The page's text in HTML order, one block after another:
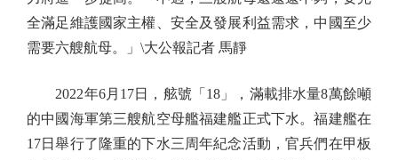
全滿足維護國家主權、安全及發展利益需求，中國至少
需要六艘航母。」\大公報記者 馬靜
2022年6月17日，舷號「18」，滿載排水量8萬餘噸
的中國海軍第三艘航空母艦福建艦正式下水。福建艦在
17日舉行了隆重的下水三周年紀念活動，官兵們在甲板